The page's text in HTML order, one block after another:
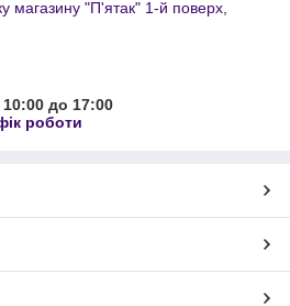
магазину "П'ятак" 1-й поверх,
до 17:00
роботи